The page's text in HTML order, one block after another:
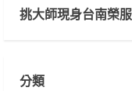
挑大師現身台南榮
分類